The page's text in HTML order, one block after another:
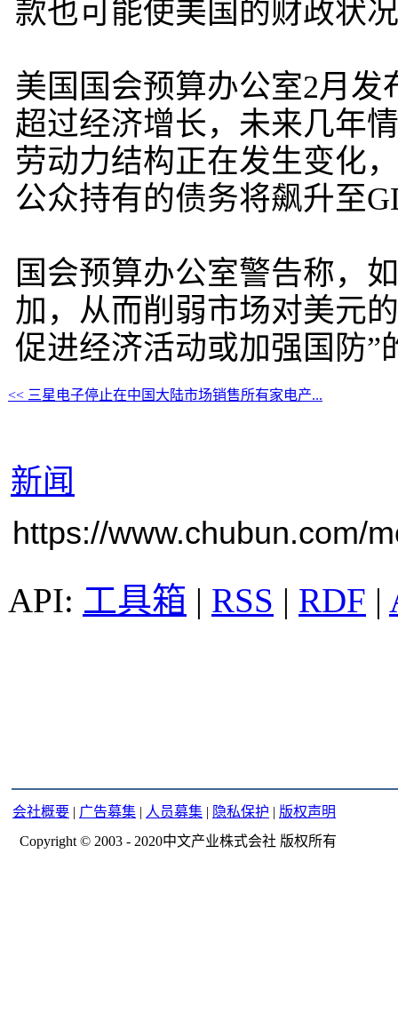
款也可能使美国的财政状
美国国会预算办公室2月
超过经济增长，未来几年
劳动力结构正在发生变化
公众持有的债务将飙升至
国会预算办公室警告称，
加，从而削弱市场对美元
促进经济活动或加强国防”
<< 三星电子停止在中国大陆市场销售所有家电产...
新闻
https://www.chubun.com/
工具箱 | RSS | RDF |
会社概要 | 广告募集 | 人员募集 | 隐私保护 | 版权声明
Copyright © 2003 - 2020中文产业株式会社 版权所有